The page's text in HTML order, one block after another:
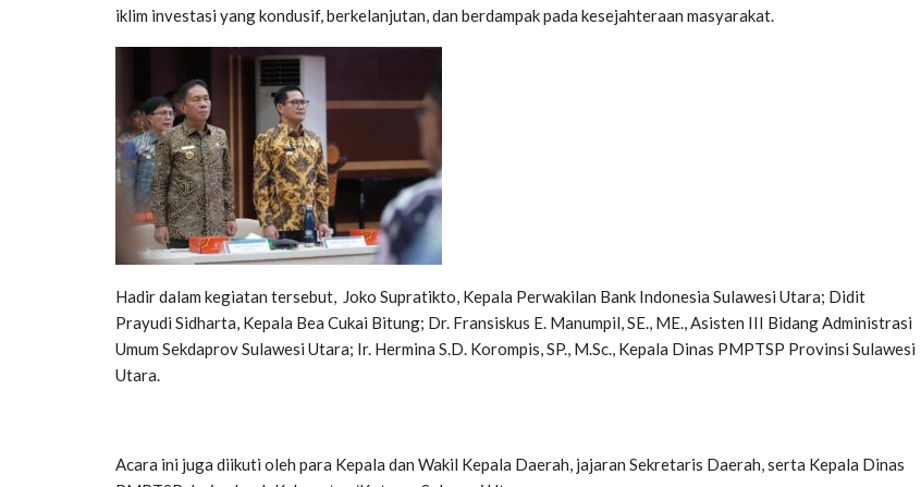
iklim investasi yang kondusif, berkelanjutan, dan berdampak pada kesejahteraan masyarakat.
Hadir dalam kegiatan tersebut, Joko Supratikto, Kepala Perwakilan Bank Indonesia Sulawesi Utara; Didit
Prayudi Sidharta, Kepala Bea Cukai Bitung; Dr. Fransiskus E. Manumpil, SE., ME., Asisten III Bidang Administrasi
Umum Sekdaprov Sulawesi Utara; Ir. Hermina S.D. Korompis, SP., M.Sc., Kepala Dinas PMPTSP Provinsi Sulawesi
Utara.
Acara ini juga diikuti oleh para Kepala dan Wakil Kepala Daerah, jajaran Sekretaris Daerah, serta Kepala Dinas